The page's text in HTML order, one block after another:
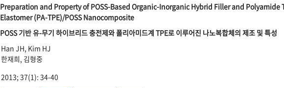
Preparation and Property of POSS-Based Organic-Inorganic Hybrid Filler and Polyamide
Elastomer (PA-TPE)/POSS Nanocomposite
POSS 기반 유-무기 하이브리드 충전제와 폴리아미드계 TPE로 이루어진 나노복합체의 제조 및 특성
Han JH, Kim HJ
한재희, 김형중
2013; 37(1): 34-40